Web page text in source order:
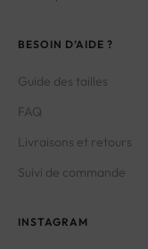
BESOIN D’AIDE ?
Guide des tailles
FAQ
Livraisons et retours
Suivi de commande
INSTAGRAM